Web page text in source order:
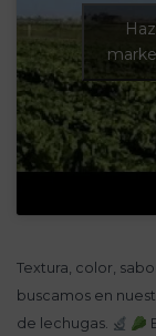
Textura, color,
buscamos en
de lechugas.